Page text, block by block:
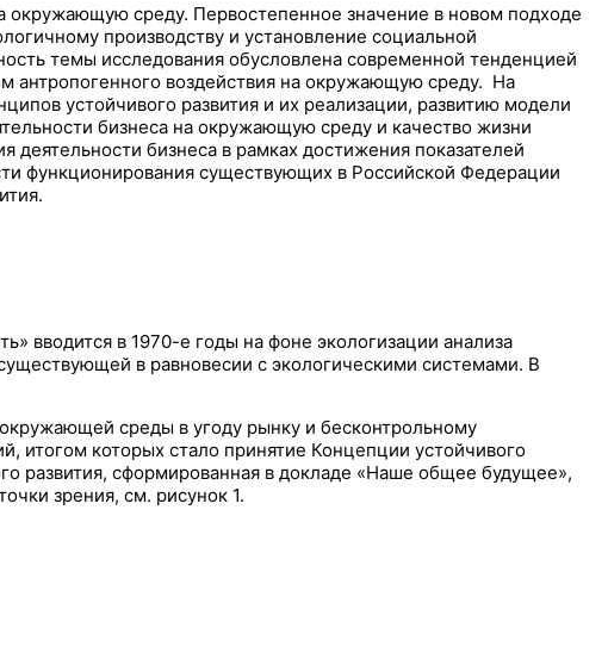
окружающую среду. Первостепенное значение в новом подходе
производству и установление социальной
темы исследования обусловлена современной тенденцией
антропогенного воздействия на окружающую среду. На
устойчивого развития и их реализации, развитию модели
бизнеса на окружающую среду и качество жизни
деятельности бизнеса в рамках достижения показателей
функционирования существующих в Российской Федерации
вводится в 1970-е годы на фоне экологизации анализа
в равновесии с экологическими системами. В
среды в угоду рынку и бесконтрольному
итогом которых стало принятие Концепции устойчивого
развития, сформированная в докладе «Наше общее будущее»,
зрения, см. рисунок 1.